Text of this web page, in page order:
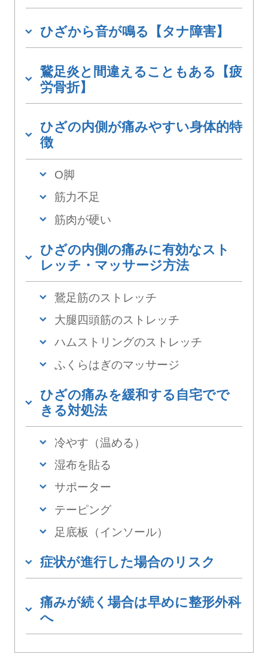
ひざから音が鳴る【タナ障害】
鵞足炎と間違えることもある【疲
労骨折】
ひざの内側が痛みやすい身体的特
徴
O脚
筋力不足
筋肉が硬い
ひざの内側の痛みに有効なスト
レッチ・マッサージ方法
鵞足筋のストレッチ
大腿四頭筋のストレッチ
ハムストリングのストレッチ
ふくらはぎのマッサージ
ひざの痛みを緩和する自宅でで
きる対処法
冷やす（温める）
湿布を貼る
サポーター
テーピング
足底板（インソール）
症状が進行した場合のリスク
痛みが続く場合は早めに整形外科
へ